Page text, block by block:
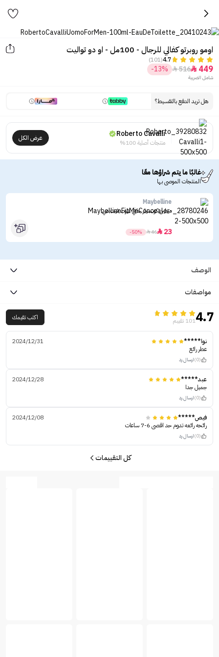
اومو روبرتو كفالي للرجال - 100مل - او دو تواليت
4.7
(101)
449

516

-13%
شامل الضريبة
هل تريد الدفع بالتقسيط؟
Roberto Cavalli
منتجات أصلية 100%
عرض الكل
غالبًا ما يتم شراؤها معًا
المنتجات الموصى بها
Maybelline
ميبلين كونسيلر خافي عيوب فيت مي
23

46

-50%
الوصف
مواصفات
4.7101 تقييم اكتب تقيمك
نوا*****
2024/12/31
عطر رائع
(0) ارسال رد
عبد*****
2024/12/28
جميل جدا
(0) ارسال رد
فيص*****
2024/12/08
رائحه رائعه تدوم حد اقصى 6-7 ساعات
(0) ارسال رد
كل التقييمات